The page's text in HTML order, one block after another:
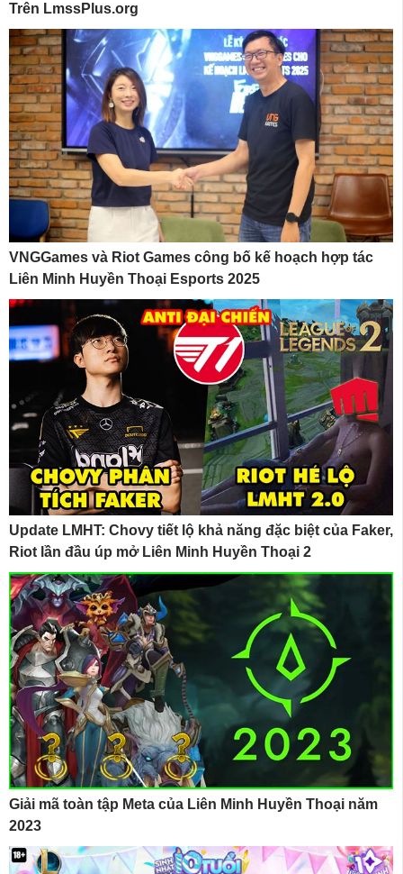
Trên LmssPlus.org
VNGGames và Riot Games công bố kế hoạch hợp tác
Liên Minh Huyền Thoại Esports 2025
Update LMHT: Chovy tiết lộ khả năng đặc biệt của Faker,
Riot lần đầu úp mở Liên Minh Huyền Thoại 2
Giải mã toàn tập Meta của Liên Minh Huyền Thoại năm
2023